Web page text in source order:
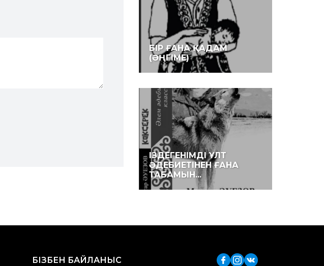
БІР ҒАНА ҚАДАМ
(ӘҢГІМЕ)
ІЗДЕГЕНІМДІ ҰЛТ
ӘДЕБИЕТІНЕН ҒАНА
ТАБАМЫН...
БІЗБЕН БАЙЛАНЫС